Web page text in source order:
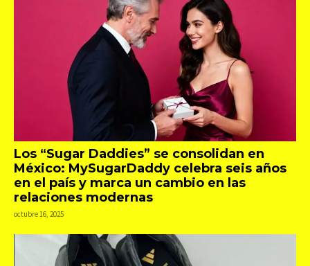
Los “Sugar Daddies” se consolidan en
México: MySugarDaddy celebra seis años
en el país y marca un cambio en las
relaciones modernas
octubre 16, 2025